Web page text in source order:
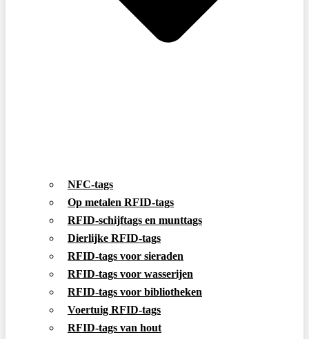
NFC-tags
Op metalen RFID-tags
RFID-schijftags en munttags
Dierlijke RFID-tags
RFID-tags voor sieraden
RFID-tags voor wasserijen
RFID-tags voor bibliotheken
Voertuig RFID-tags
RFID-tags van hout